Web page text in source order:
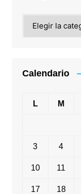
Calendario
L M
3 4
10 11
17 18